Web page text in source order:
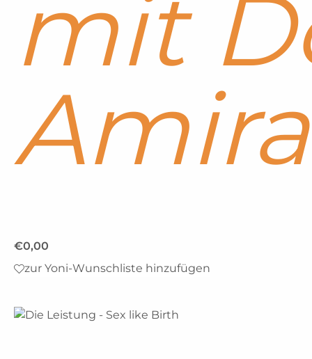
mit
Amira
€0,00
zur Yoni-Wunschliste hinzufügen